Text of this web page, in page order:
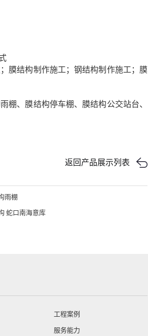
膜结构制作施工；钢结构制作施工；膜
棚、膜结构停车棚、膜结构公交站台、
返回产品展示列表
雨棚
蛇口南海意库
工程案例
服务能力